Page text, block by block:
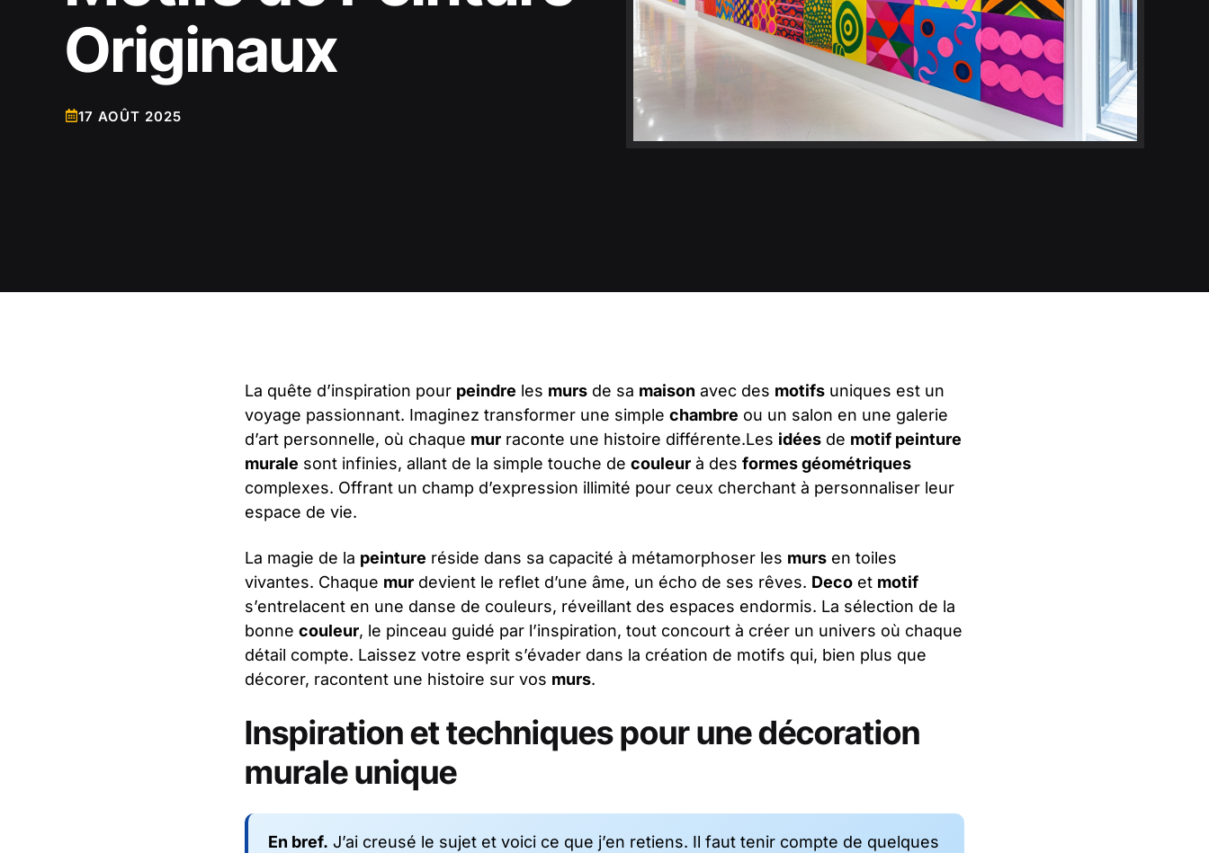
Originaux
17 AOÛT 2025
La quête d’inspiration pour peindre les murs de sa maison avec des motifs uniques est un
voyage passionnant. Imaginez transformer une simple chambre ou un salon en une galerie
d’art personnelle, où chaque mur raconte une histoire différente.Les idées de motif peinture
murale sont infinies, allant de la simple touche de couleur à des formes géométriques
complexes. Offrant un champ d’expression illimité pour ceux cherchant à personnaliser leur
espace de vie.
La magie de la peinture réside dans sa capacité à métamorphoser les murs en toiles
vivantes. Chaque mur devient le reflet d’une âme, un écho de ses rêves. Deco et motif
s’entrelacent en une danse de couleurs, réveillant des espaces endormis. La sélection de la
bonne couleur, le pinceau guidé par l’inspiration, tout concourt à créer un univers où chaque
détail compte. Laissez votre esprit s’évader dans la création de motifs qui, bien plus que
décorer, racontent une histoire sur vos murs.
Inspiration et techniques pour une décoration
murale unique
En bref. J’ai creusé le sujet et voici ce que j’en retiens. Il faut tenir compte de quelques